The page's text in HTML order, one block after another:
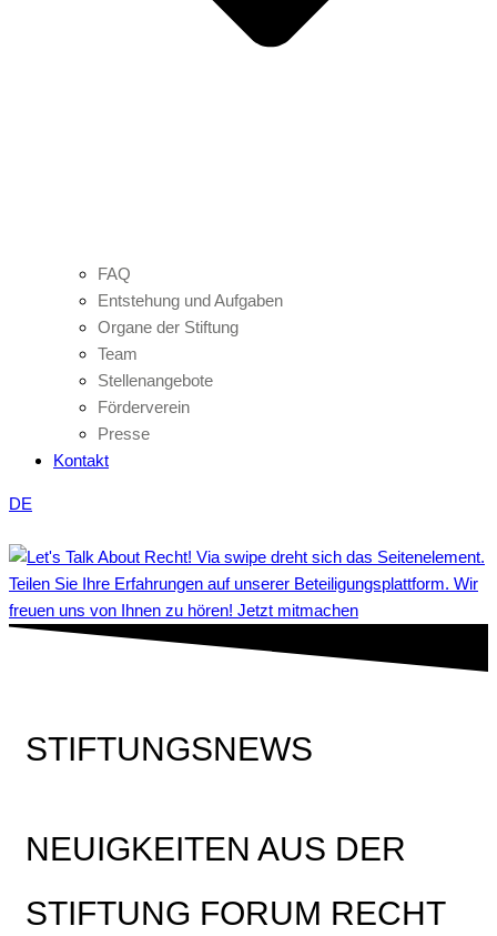
FAQ
Entstehung und Aufgaben
Organe der Stiftung
Team
Stellenangebote
Förderverein
Presse
Kontakt
DE
Teilen Sie Ihre Erfahrungen auf unserer Beteiligungsplattform. Wir
freuen uns von Ihnen zu hören! Jetzt mitmachen
STIFTUNGSNEWS
NEUIGKEITEN AUS DER
STIFTUNG FORUM RECHT